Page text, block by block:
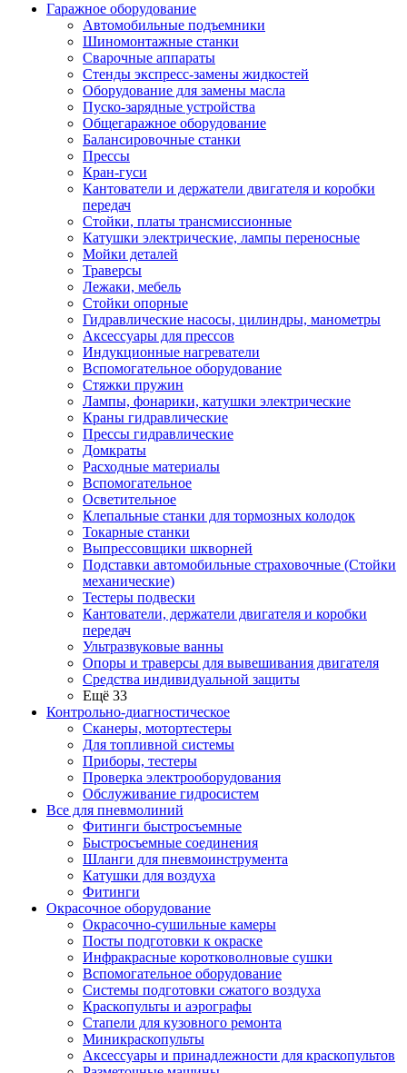
Гаражное оборудование
Автомобильные подъемники
Шиномонтажные станки
Сварочные аппараты
Стенды экспресс-замены жидкостей
Оборудование для замены масла
Пуско-зарядные устройства
Общегаражное оборудование
Балансировочные станки
Прессы
Кран-гуси
Кантователи и держатели двигателя и коробки
передач
Стойки, платы трансмиссионные
Катушки электрические, лампы переносные
Мойки деталей
Траверсы
Лежаки, мебель
Стойки опорные
Гидравлические насосы, цилиндры, манометры
Аксессуары для прессов
Индукционные нагреватели
Вспомогательное оборудование
Стяжки пружин
Лампы, фонарики, катушки электрические
Краны гидравлические
Прессы гидравлические
Домкраты
Расходные материалы
Вспомогательное
Осветительное
Клепальные станки для тормозных колодок
Токарные станки
Выпрессовщики шкворней
Подставки автомобильные страховочные (Стойки
механические)
Тестеры подвески
Кантователи, держатели двигателя и коробки
передач
Ультразвуковые ванны
Опоры и траверсы для вывешивания двигателя
Средства индивидуальной защиты
Ещё 33
Контрольно-диагностическое
Сканеры, мотортестеры
Для топливной системы
Приборы, тестеры
Проверка электрооборудования
Обслуживание гидросистем
Все для пневмолиний
Фитинги быстросъемные
Быстросъемные соединения
Шланги для пневмоинструмента
Катушки для воздуха
Фитинги
Окрасочное оборудование
Окрасочно-сушильные камеры
Посты подготовки к окраске
Инфракрасные коротковолновые сушки
Вспомогательное оборудование
Системы подготовки сжатого воздуха
Краскопульты и аэрографы
Стапели для кузовного ремонта
Миникраскопульты
Аксессуары и принадлежности для краскопультов